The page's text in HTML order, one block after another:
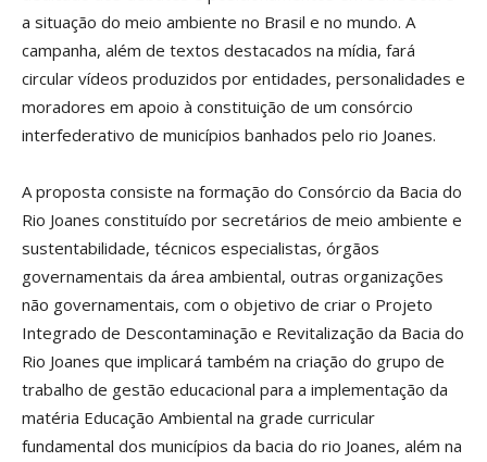
a situação do meio ambiente no Brasil e no mundo. A
campanha, além de textos destacados na mídia, fará
circular vídeos produzidos por entidades, personalidades e
moradores em apoio à constituição de um consórcio
interfederativo de municípios banhados pelo rio Joanes.
A proposta consiste na formação do Consórcio da Bacia do
Rio Joanes constituído por secretários de meio ambiente e
sustentabilidade, técnicos especialistas, órgãos
governamentais da área ambiental, outras organizações
não governamentais, com o objetivo de criar o Projeto
Integrado de Descontaminação e Revitalização da Bacia do
Rio Joanes que implicará também na criação do grupo de
trabalho de gestão educacional para a implementação da
matéria Educação Ambiental na grade curricular
fundamental dos municípios da bacia do rio Joanes, além na